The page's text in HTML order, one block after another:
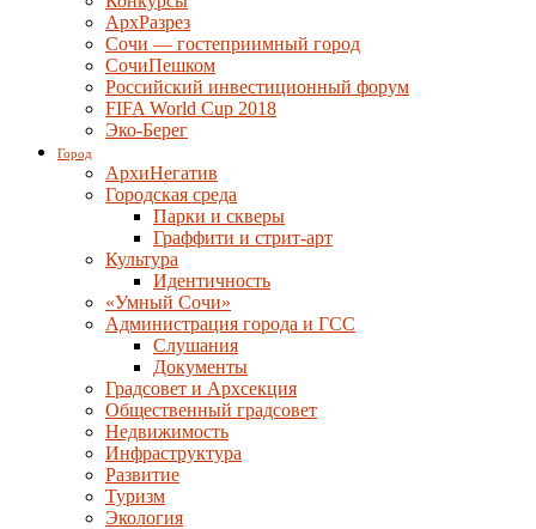
АрхРазрез
Сочи — гостеприимный город
СочиПешком
Российский инвестиционный форум
FIFA World Cup 2018
Эко-Берег
Город
АрхиНегатив
Городская среда
Парки и скверы
Граффити и стрит-арт
Культура
Идентичность
«Умный Сочи»
Администрация города и ГСС
Слушания
Документы
Градсовет и Архсекция
Общественный градсовет
Недвижимость
Инфраструктура
Развитие
Туризм
Экология